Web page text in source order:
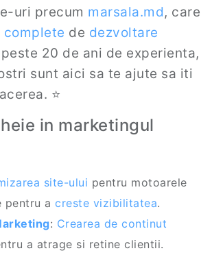
uri precum marsala.md, care
de dezvoltare
20 de ani de experienta,
sunt aici sa te ajute sa iti
⭐️
in marketingul
site-ului pentru motoarele
pentru a creste vizibilitatea.
: Crearea de continut
a atrage si retine clientii.